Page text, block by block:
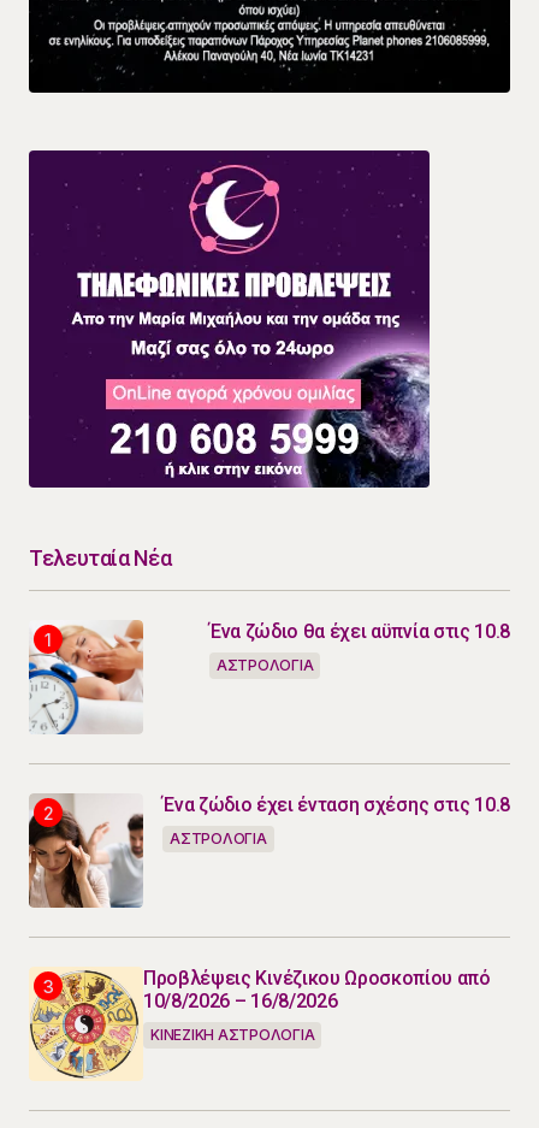
Τελευταία Νέα
Ένα ζώδιο θα έχει αϋπνία στις 10.8
ΑΣΤΡΟΛΟΓΙΑ
Ένα ζώδιο έχει ένταση σχέσης στις 10.8
ΑΣΤΡΟΛΟΓΙΑ
Προβλέψεις Κινέζικου Ωροσκοπίου από
10/8/2026 – 16/8/2026
ΚΙΝΕΖΙΚΗ ΑΣΤΡΟΛΟΓΙΑ